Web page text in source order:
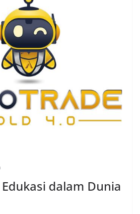
dalam Dunia